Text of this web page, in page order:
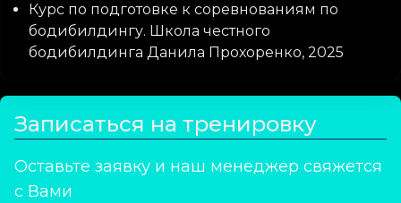
Курс по подготовке к соревнованиям по
бодибилдингу. Школа честного
бодибилдинга Данила Прохоренко, 2025
Записаться на тренировку
Оставьте заявку и наш менеджер свяжется
с Вами